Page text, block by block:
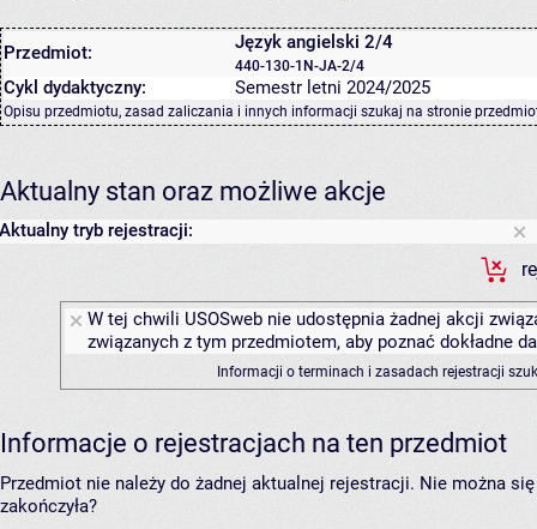
Przedmiot: Język angielski 2/4
440-130-1N-JA-2/4
Cykl dydaktyczny: Semestr letni 2024/2025
Opisu przedmiotu, zasad zaliczania i innych informacji szukaj na stronie
Aktualny stan oraz możliwe akcje
Aktualny tryb rejestracji:
W tej chwili USOSweb nie udostępnia żadnej akcji
związanych z tym przedmiotem, aby poznać dokładne
Informacji o terminach i zasadach rejestracji
Informacje o rejestracjach na ten przedmiot
Przedmiot nie należy do żadnej aktualnej rejestracji. Nie można
zakończyła?